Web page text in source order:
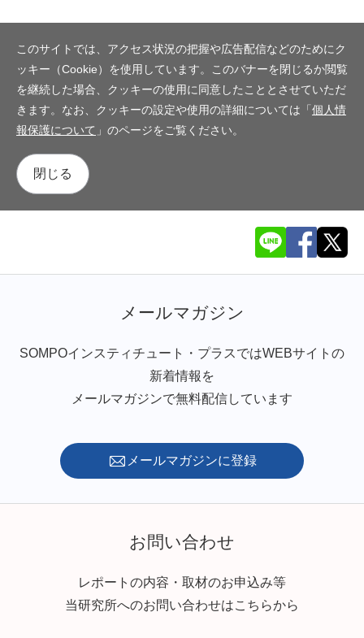
このサイトでは、アクセス状況の把握や広告配信などのためにク
ッキー（Cookie）を使用しています。このバナーを閉じるか閲覧
を継続した場合、クッキーの使用に同意したこととさせていただ
きます。なお、クッキーの設定や使用の詳細については「 個人情
報保護について 」のページをご覧ください。
閉じる
メールマガジン
SOMPOインスティチュート・プラスではWEBサイトの
新着情報を
メールマガジンで無料配信しています
メールマガジンに登録
お問い合わせ
レポートの内容・取材のお申込み等
当研究所へのお問い合わせはこちらから